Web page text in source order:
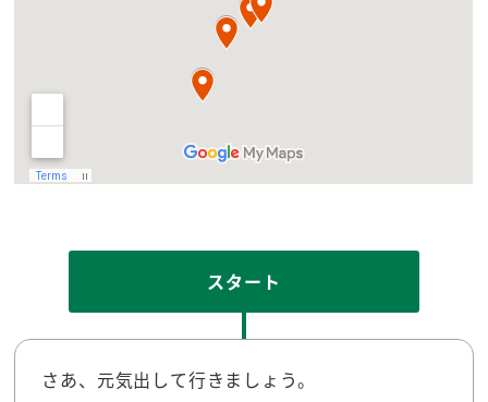
スタート
さあ、元気出して行きましょう。